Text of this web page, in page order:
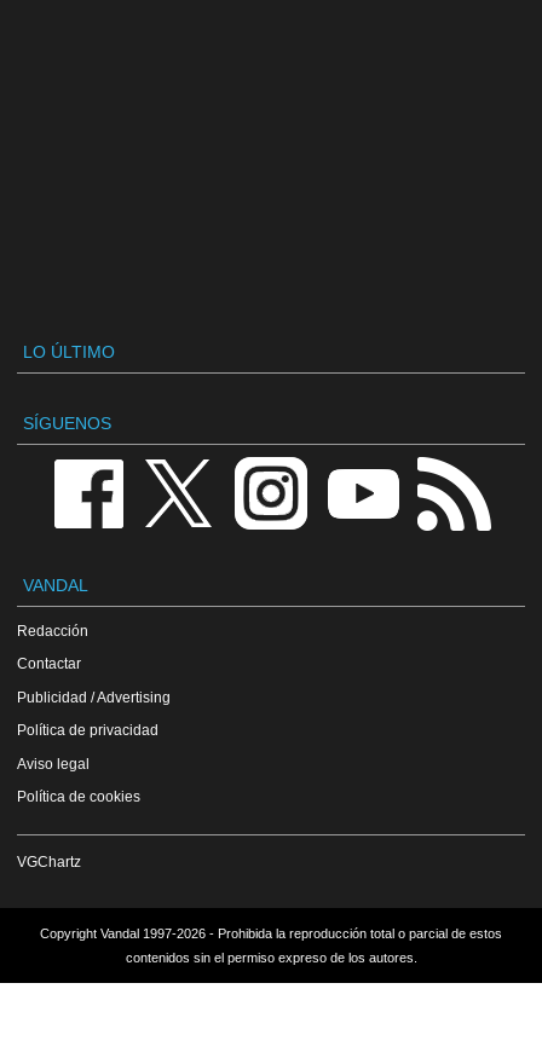
LO ÚLTIMO
SÍGUENOS
VANDAL
Redacción
Contactar
Publicidad / Advertising
Política de privacidad
Aviso legal
Política de cookies
VGChartz
Copyright Vandal 1997-2026 - Prohibida la reproducción total o parcial de estos
contenidos sin el permiso expreso de los autores.